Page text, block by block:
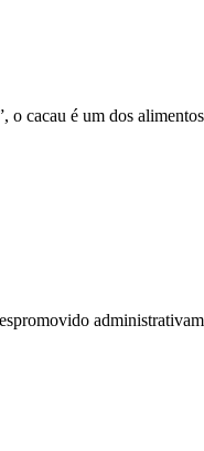
cacau é um dos